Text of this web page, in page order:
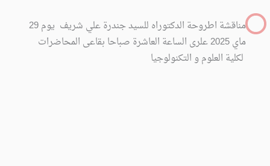
مناقشة اطروحة الدكتوراه للسيد جندرة علي شريف يوم 29
ماي 2025 علرى الساعة العاشرة صباحا بقاعى المحاضرات